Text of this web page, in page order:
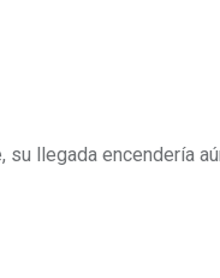
llegada encendería